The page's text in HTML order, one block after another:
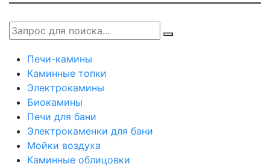
Печи-камины
Каминные топки
Электрокамины
Биокамины
Печи для бани
Электрокаменки для бани
Мойки воздуха
Каминные облицовки